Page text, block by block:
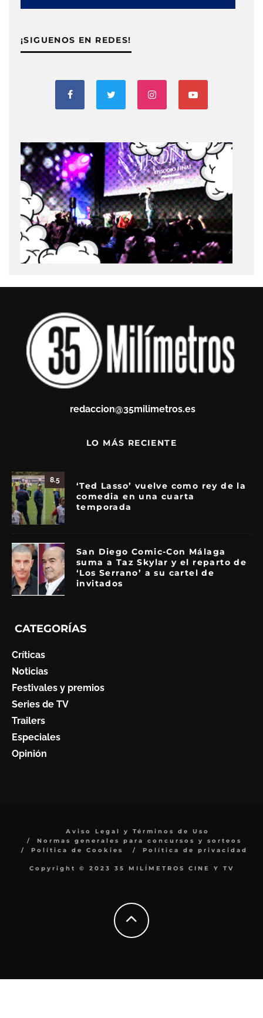
¡SIGUENOS EN REDES!
redaccion@35milimetros.es
LO MÁS RECIENTE
8.5
‘Ted Lasso’ vuelve como rey de la
comedia en una cuarta
temporada
San Diego Comic-Con Málaga
suma a Taz Skylar y el reparto de
‘Los Serrano’ a su cartel de
invitados
CATEGORÍAS
Críticas
Noticias
Festivales y premios
Series de TV
Trailers
Especiales
Opinión
Aviso Legal y Términos de Uso
Normas generales para concursos y sorteos
Política de Cookies
Política de privacidad
Copyright © 2023 35 MILÍMETROS CINE Y TV